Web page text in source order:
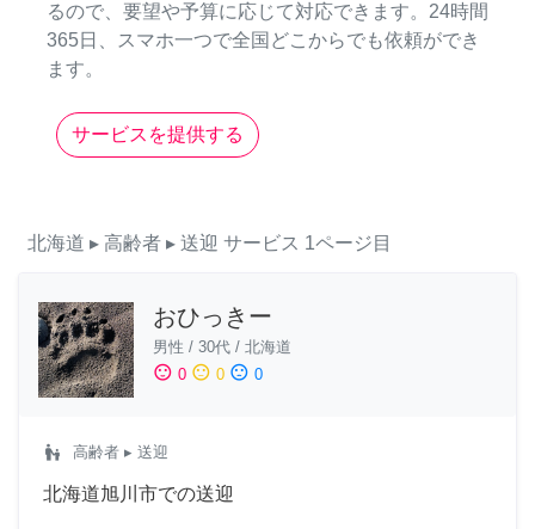
るので、要望や予算に応じて対応できます。24時間
365日、スマホ一つで全国どこからでも依頼ができ
ます。
サービスを提供する
北海道 ▸ 高齢者 ▸ 送迎 サービス 1ページ目
おひっきー
男性 / 30代 / 北海道
sentiment_satisfied 0 sentiment_neutral 0 sentiment_dissatisfied 0
escalator_warning 高齢者 ▸ 送迎
北海道旭川市での送迎